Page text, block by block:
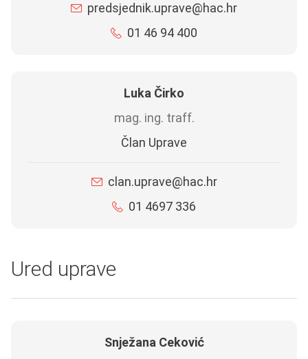
predsjednik.uprave@hac.hr
01 46 94 400
Luka Čirko
mag. ing. traff.
Član Uprave
clan.uprave@hac.hr
01 4697 336
Ured uprave
Snježana Ceković